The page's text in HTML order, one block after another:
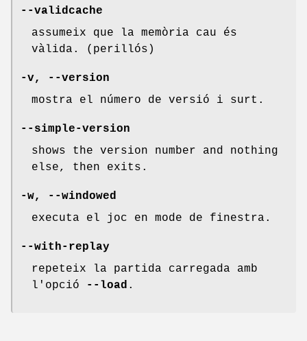
--validcache
assumeix que la memòria cau és
vàlida. (perillós)
-v, --version
mostra el número de versió i surt.
--simple-version
shows the version number and nothing
else, then exits.
-w, --windowed
executa el joc en mode de finestra.
--with-replay
repeteix la partida carregada amb
l'opció
--load .